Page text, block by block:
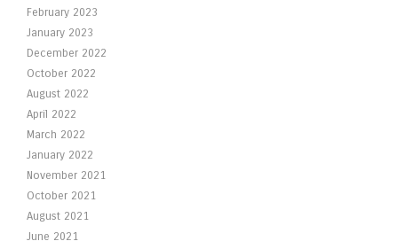
February 2023
January 2023
December 2022
October 2022
August 2022
April 2022
March 2022
January 2022
November 2021
October 2021
August 2021
June 2021